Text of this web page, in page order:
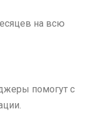
на всю
помогут с